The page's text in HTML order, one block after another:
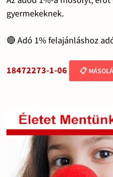
gyermekeknek.
🔴 Adó 1% felajánláshoz
18472273-1-06 📋